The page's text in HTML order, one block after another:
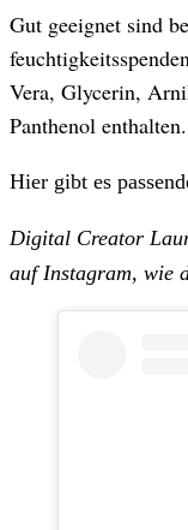
Gut geeignet sind
Vera, Glycerin,
Panthenol enthalten.
Hier gibt es
Digital Creator
auf Instagram, wie